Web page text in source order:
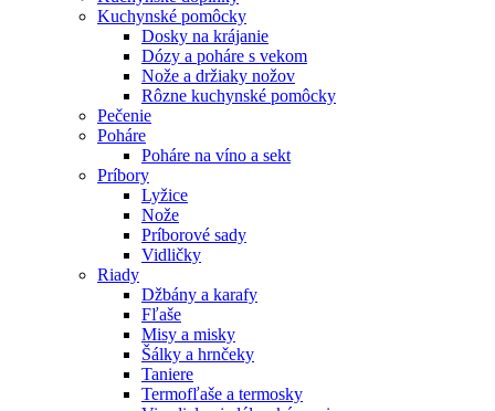
Kuchynské pomôcky
Dosky na krájanie
Dózy a poháre s vekom
Nože a držiaky nožov
Rôzne kuchynské pomôcky
Pečenie
Poháre
Poháre na víno a sekt
Príbory
Lyžice
Nože
Príborové sady
Vidličky
Riady
Džbány a karafy
Fľaše
Misy a misky
Šálky a hrnčeky
Taniere
Termofľaše a termosky